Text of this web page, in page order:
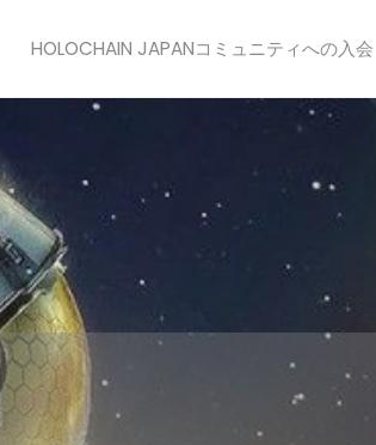
HOLOCHAIN JAPANコミュニティへの入会